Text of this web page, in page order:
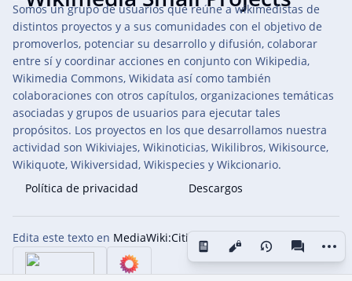
Vistas Más
Somos un grupo de usuarios que reúne a wikimedistas de
distintos proyectos y a sus comunidades con el objetivo de
promoverlos, potenciar su desarrollo y difusión, colaborar
entre sí y coordinar acciones en conjunto con Wikipedia,
Wikimedia Commons, Wikidata así como también
colaboraciones con otros capítulos, organizaciones temáticas
asociadas y grupos de usuarios para ejecutar tales
propósitos. Los proyectos en los que desarrollamos nuestra
actividad son Wikiviajes, Wikinoticias, Wikilibros, Wikisource,
Wikiquote, Wikiversidad, Wikispecies y Wikcionario.
Política de privacidad
Descargos
Edita este texto en MediaWiki:Citizen-footer-tagline